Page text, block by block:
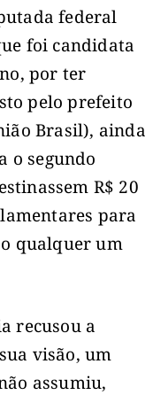
federal
foi candidata
por ter
pelo prefeito
Brasil), ainda
o segundo
R$ 20
para
qualquer um
recusou a
visão, um
assumiu,